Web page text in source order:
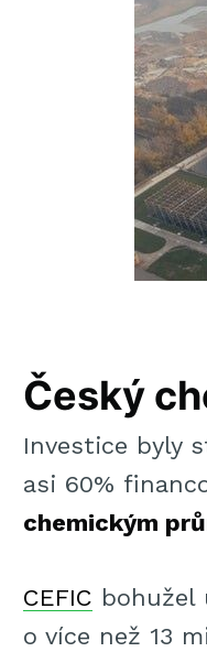
Český
Investice byly
asi 60%
chemickým
CEFIC bohužel
o více než 13